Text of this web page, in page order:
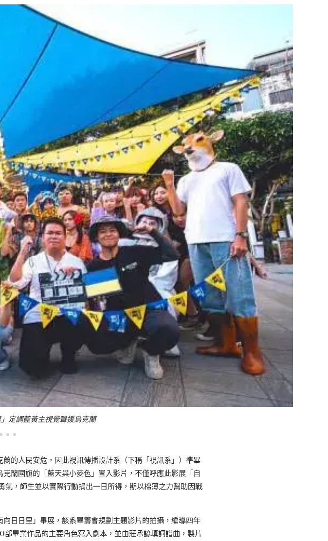
定調藍黃主視覺聲援烏克蘭
的人民安危，因此視訊傳播設計系（下稱「視訊系」）準畢
蘭國旗的「藍天與小麥色」置入影片，不僅呼應此影展「自
，師生並以實際行動捐出一日所得，期以棉薄之力幫助因戰
日日里」畢展，該系畢籌會規劃主題影片的拍攝，編導四年
畢業作品的主要角色寫入劇本，並由莊承諺填詞譜曲，製片